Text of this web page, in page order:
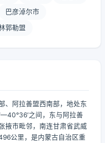
巴彦淖尔市
郭勒盟
、阿拉善盟西南部，地处东
之间，东与阿拉善
掖市毗邻，南连甘肃省武威
公里，是内蒙古自治区重